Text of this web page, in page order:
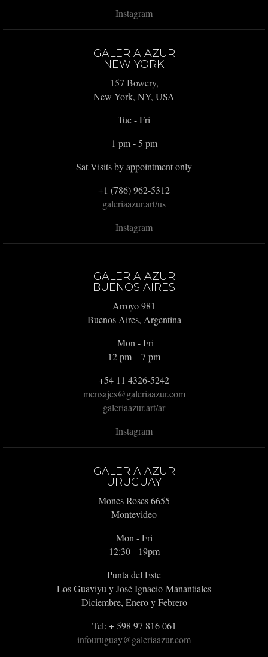
Instagram
GALERIA AZUR
NEW YORK
157 Bowery,
New York, NY, USA
Tue - Fri
1 pm - 5 pm
Sat Visits by appointment only
+1 (786) 962-5312
galeriaazur.art/us
Instagram
GALERIA AZUR
BUENOS AIRES
Arroyo 981
Buenos Aires, Argentina
Mon - Fri
12 pm – 7 pm
+54 11 4326-5242
mensajes@galeriaazur.com
galeriaazur.art/ar
Instagram
GALERIA AZUR
URUGUAY
Mones Roses 6655
Montevideo
Mon - Fri
12:30 - 19pm
Punta del Este
Los Guaviyu y José Ignacio-Manantiales
Diciembre, Enero y Febrero
Tel: + 598 97 816 061
infouruguay@galeriaazur.com